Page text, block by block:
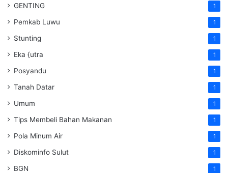
GENTING 1
Pemkab Luwu 1
Stunting 1
Eka {utra 1
Posyandu 1
Tanah Datar 1
Umum 1
Tips Membeli Bahan Makanan 1
Pola Minum Air 1
Diskominfo Sulut 1
BGN 1